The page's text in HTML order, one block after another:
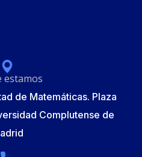
estamos
de Matemáticas. Plaza
Complutense de